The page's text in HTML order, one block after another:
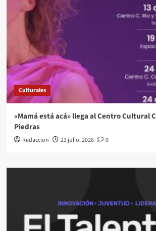
Culturales
«Mamá está acá» llega al Centro Cultural
Piedras
Redaccion 23 julio, 2026 0